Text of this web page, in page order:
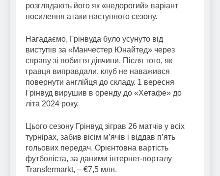
розглядають його як «недорогий» варіант
посилення атаки наступного сезону.
Нагадаємо, Грінвуда було усунуто від
виступів за «Манчестер Юнайтед» через
справу зі побиття дівчини. Після того, як
гравця виправдали, клуб не наважився
повернути англійця до складу. 1 вересня
Грінвуд вирушив в оренду до «Хетафе» до
літа 2024 року.
Цього сезону Грінвуд зіграв 26 матчів у всіх
турнірах, забив вісім м’ячів і віддав п’ять
гольових передач. Орієнтовна вартість
футболіста, за даними інтернет-порталу
Transfermarkt, – €7,5 млн.